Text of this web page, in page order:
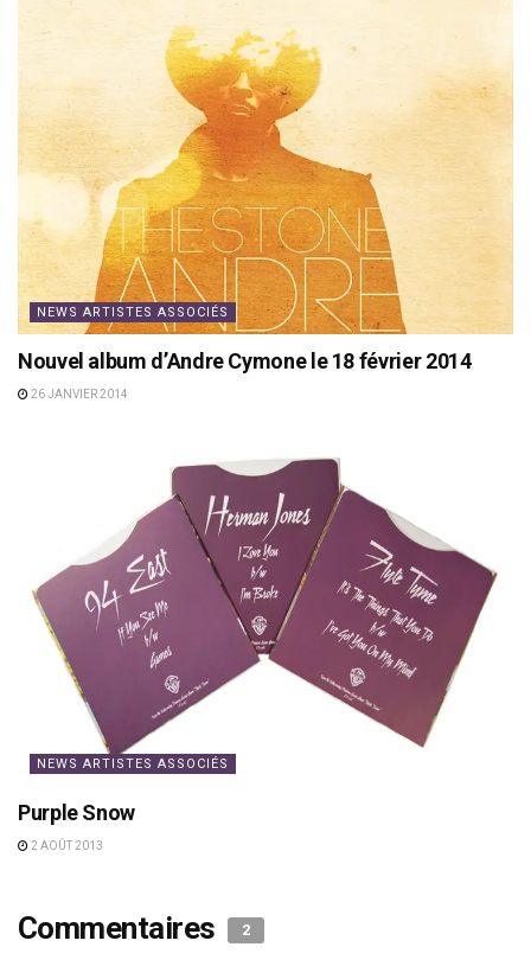
NEWS ARTISTES ASSOCIÉS
Nouvel album d’Andre Cymone le 18 février 2014
26 JANVIER 2014
NEWS ARTISTES ASSOCIÉS
Purple Snow
2 AOÛT 2013
Commentaires 2